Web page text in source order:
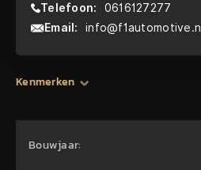
Telefoon:
0616127277
Email:
info@f1automotive.nl
Kenmerken
Bouwjaar: